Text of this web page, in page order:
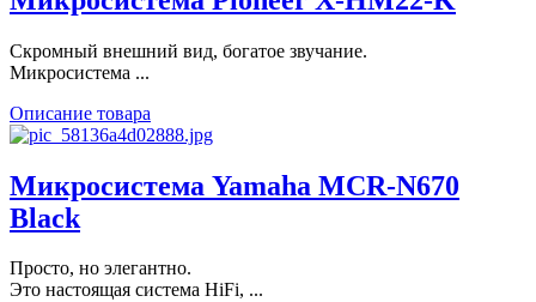
Скромный внешний вид, богатое звучание.
Микросистема ...
Описание товара
Микросистема Yamaha MCR-N670
Black
Просто, но элегантно.
Это настоящая система HiFi, ...